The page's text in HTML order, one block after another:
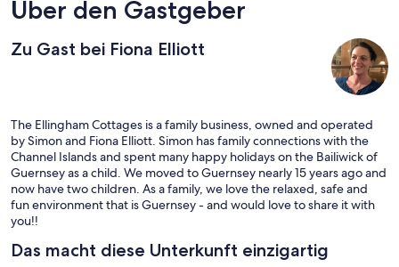
Über den Gastgeber
Zu Gast bei Fiona Elliott
The Ellingham Cottages is a family business, owned and operated
by Simon and Fiona Elliott. Simon has family connections with the
Channel Islands and spent many happy holidays on the Bailiwick of
Guernsey as a child. We moved to Guernsey nearly 15 years ago and
now have two children. As a family, we love the relaxed, safe and
fun environment that is Guernsey - and would love to share it with
you!!
Das macht diese Unterkunft einzigartig